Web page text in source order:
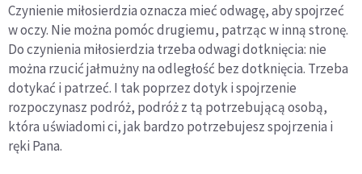
Czynienie miłosierdzia oznacza mieć odwagę, aby spojrzeć
w oczy. Nie można pomóc drugiemu, patrząc w inną stronę.
Do czynienia miłosierdzia trzeba odwagi dotknięcia: nie
można rzucić jałmużny na odległość bez dotknięcia. Trzeba
dotykać i patrzeć. I tak poprzez dotyk i spojrzenie
rozpoczynasz podróż, podróż z tą potrzebującą osobą,
która uświadomi ci, jak bardzo potrzebujesz spojrzenia i
ręki Pana.